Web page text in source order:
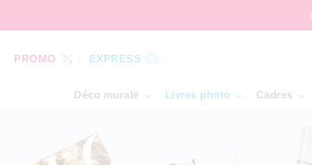
PROMO EXPRESS
Déco murale Livres photo Cadres